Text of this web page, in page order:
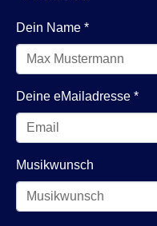
Dein Name *
Deine eMailadresse *
Musikwunsch